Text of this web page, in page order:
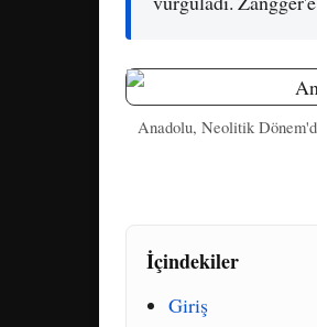
Anadolu, Neolitik
İçindekiler
Giriş